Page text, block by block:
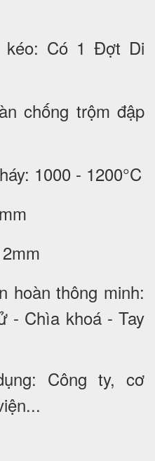
kéo: Có 1 Đợt Di
chống trộm đập
1000 - 1200°C
hoàn thông minh:
- Chìa khoá - Tay
Công ty, cơ